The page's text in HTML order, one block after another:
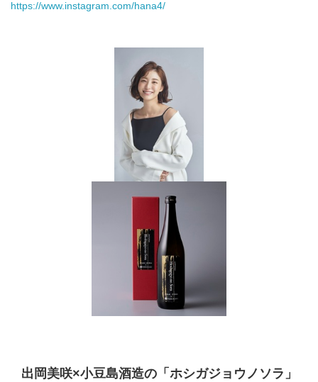
https://www.instagram.com/hana4/
出岡美咲×小豆島酒造の「ホシガジョウノソラ」